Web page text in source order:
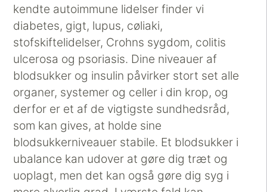
kendte autoimmune lidelser finder vi
diabetes, gigt, lupus, cøliaki,
stofskiftelidelser, Crohns sygdom, colitis
ulcerosa og psoriasis. Dine niveauer af
blodsukker og insulin påvirker stort set alle
organer, systemer og celler i din krop, og
derfor er et af de vigtigste sundhedsråd,
som kan gives, at holde sine
blodsukkerniveauer stabile. Et blodsukker i
ubalance kan udover at gøre dig træt og
uoplagt, men det kan også gøre dig syg i